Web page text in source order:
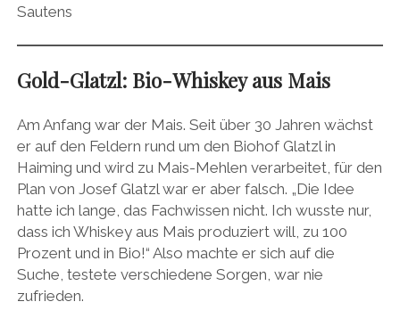
Sautens
Gold-Glatzl: Bio-Whiskey aus Mais
Am Anfang war der Mais. Seit über 30 Jahren wächst
er auf den Feldern rund um den Biohof Glatzl in
Haiming und wird zu Mais-Mehlen verarbeitet, für den
Plan von Josef Glatzl war er aber falsch. „Die Idee
hatte ich lange, das Fachwissen nicht. Ich wusste nur,
dass ich Whiskey aus Mais produziert will, zu 100
Prozent und in Bio!“ Also machte er sich auf die
Suche, testete verschiedene Sorgen, war nie
zufrieden.